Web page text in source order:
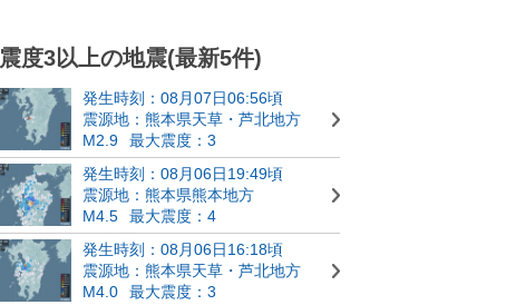
震度3以上の地震(最新5件)
発生時刻：08月07日06:56頃
震源地：熊本県天草・芦北地方
M2.9
最大震度：3
発生時刻：08月06日19:49頃
震源地：熊本県熊本地方
M4.5
最大震度：4
発生時刻：08月06日16:18頃
震源地：熊本県天草・芦北地方
M4.0
最大震度：3